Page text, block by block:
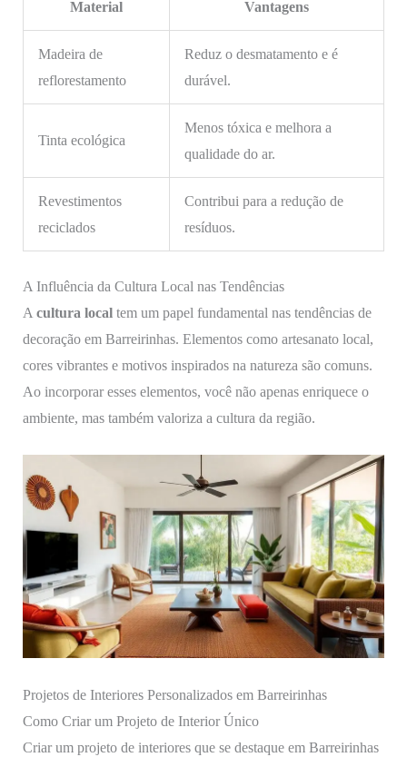
Material Vantagens
Madeira de
reflorestamento
Reduz o desmatamento e é
durável.
Tinta ecológica
Menos tóxica e melhora a
qualidade do ar.
Revestimentos
reciclados
Contribui para a redução de
resíduos.
A Influência da Cultura Local nas Tendências
A cultura localtem um papel fundamental nas tendências de
decoração em Barreirinhas. Elementos como artesanato local,
cores vibrantes e motivos inspirados na natureza são comuns.
Ao incorporar esses elementos, você não apenas enriquece o
ambiente, mas também valoriza a cultura da região.
Projetos de Interiores Personalizados em Barreirinhas
Como Criar um Projeto de Interior Único
Criar um projeto de interiores que se destaque em Barreirinhas